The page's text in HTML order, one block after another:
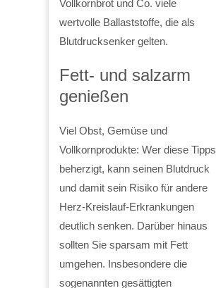
Vollkornbrot und Co. viele
wertvolle Ballaststoffe, die als
Blutdrucksenker gelten.
Fett- und salzarm
genießen
Viel Obst, Gemüse und
Vollkornprodukte: Wer diese Tipps
beherzigt, kann seinen Blutdruck
und damit sein Risiko für andere
Herz-Kreislauf-Erkrankungen
deutlich senken. Darüber hinaus
sollten Sie sparsam mit Fett
umgehen. Insbesondere die
sogenannten gesättigten